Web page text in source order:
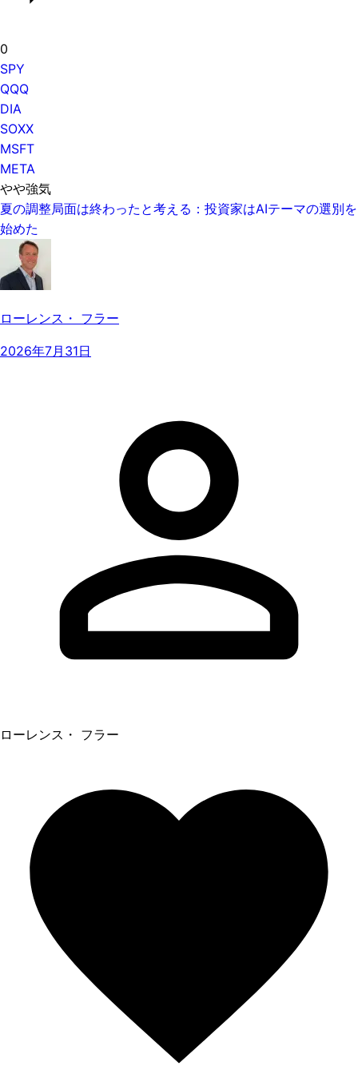
0
SPY
QQQ
DIA
SOXX
MSFT
META
やや強気
夏の調整局面は終わったと考える：投資家はAIテーマの選別を
始めた
ローレンス・ フラー
2026年7月31日
ローレンス・ フラー